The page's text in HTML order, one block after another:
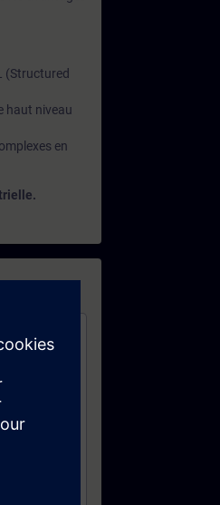
(Structured
haut niveau
en